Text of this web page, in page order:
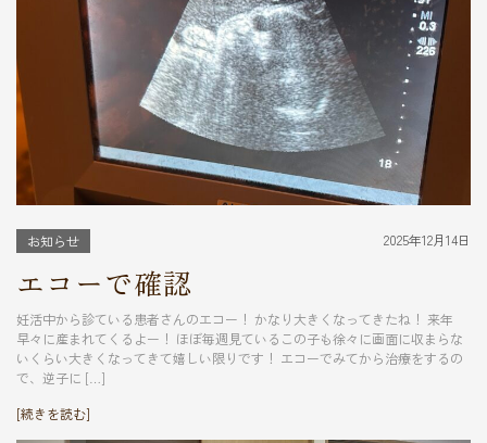
お知らせ 2025年12月14日
エコーで確認
妊活中から診ている患者さんのエコー！ かなり大きくなってきたね！ 来年
早々に産まれてくるよー！ ほぼ毎週見ているこの子も徐々に画面に収まらな
いくらい大きくなってきて嬉しい限りです！ エコーでみてから治療をするの
で、逆子に […]
[続きを読む]